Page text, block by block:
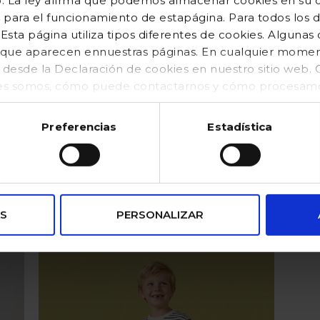
el funcionamiento de estapágina. Para todos los
página utiliza tipos diferentes de cookies. Algunas
aparecen ennuestras páginas. En cualquier
la Declaración de cookies en nuestro sitio web.
somos, cómo puede contactarnos y cómo
(https://www.gocco.es/cookies-policy.html)
Preferencias Estadística
PERSONALIZAR
Pantalón corto de lino azul
Precio reducido desde
42,99 €hasta
17,20 €
Valoración del cliente 4,5 de 5